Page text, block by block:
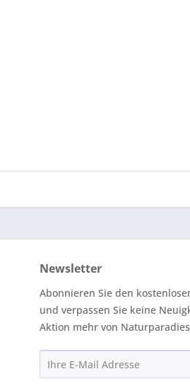
Newsletter
Abonnieren Sie den
und verpassen Sie keine
Aktion mehr von